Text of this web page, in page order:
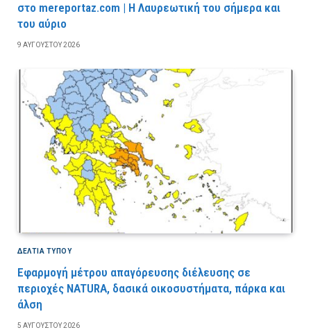
στο mereportaz.com | Η Λαυρεωτική του σήμερα και
του αύριο
9 ΑΥΓΟΎΣΤΟΥ 2026
ΔΕΛΤΙΑ ΤΥΠΟΥ
Εφαρμογή μέτρου απαγόρευσης διέλευσης σε
περιοχές NATURA, δασικά οικοσυστήματα, πάρκα και
άλση
5 ΑΥΓΟΎΣΤΟΥ 2026